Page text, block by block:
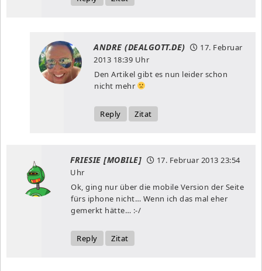
ANDRE (DEALGOTT.DE)
17. Februar
2013 18:39 Uhr
Den Artikel gibt es nun leider schon
nicht mehr
Reply Zitat
FRIESIE [MOBILE] 17. Februar 2013 23:54
Uhr
Ok, ging nur über die mobile Version der Seite
fürs iphone nicht… Wenn ich das mal eher
gemerkt hätte… :-/
Reply Zitat